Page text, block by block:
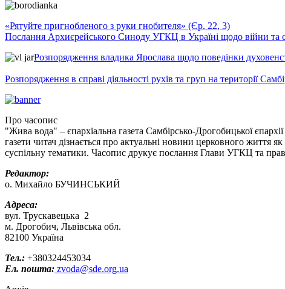
«Рятуйте пригнобленого з руки гнобителя» (Єр. 22, 3)
Послання Архиєрейського Синоду УГКЦ в Україні щодо війни та
Розпорядження владика Ярослава щодо поведінки
Розпорядження в справі діяльності рухів та груп на території
Про часопис
"Жива вода" – єпархіальна газета Самбірсько-Дрогобицької
газети читач дізнається про актуальні новини церковного життя
суспільну тематики. Часопис друкує послання Глави УГКЦ та
Редактор:
о. Михайло БУЧИНСЬКИЙ
Адреса:
вул. Трускавецька 2
м. Дрогобич, Львівська обл.
82100 Україна
Тел.: +380324453034
Ел. пошта: zvoda@sde.org.ua